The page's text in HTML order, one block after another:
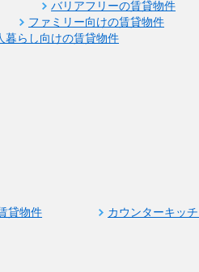
バリアフリーの賃貸物件
ファミリー向けの賃貸物件
暮らし向けの賃貸物件
貸物件
カウンターキッ